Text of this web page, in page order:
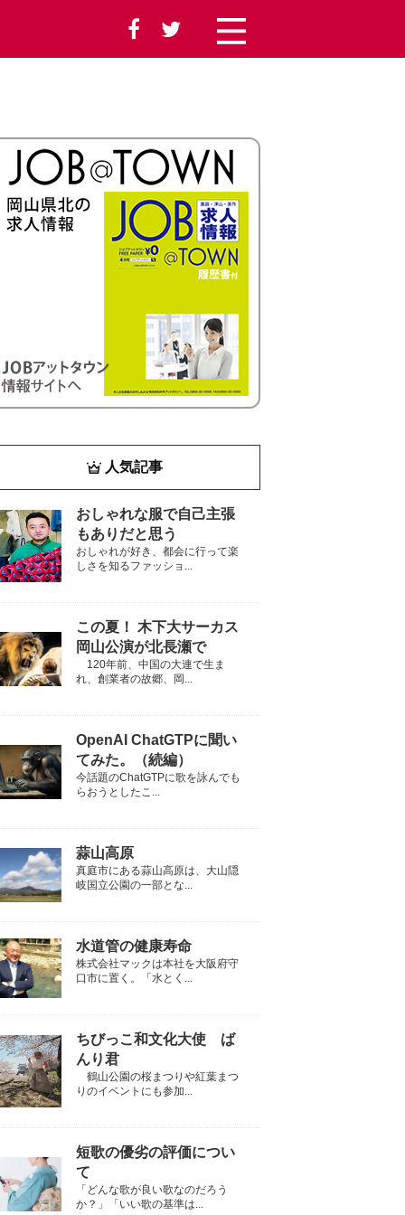
人気記事
おしゃれな服で自己主張
もありだと思う
おしゃれが好き、都会に行って楽
しさを知るファッショ...
この夏！ 木下大サーカス
岡山公演が北長瀬で
120年前、中国の大連で生ま
れ、創業者の故郷、岡...
OpenAI ChatGTPに聞い
てみた。（続編）
今話題のChatGTPに歌を詠んでも
らおうとしたこ...
蒜山高原
真庭市にある蒜山高原は、大山隠
岐国立公園の一部とな...
水道管の健康寿命
株式会社マックは本社を大阪府守
口市に置く。「水とく...
ちびっこ和文化大使 ば
んり君
鶴山公園の桜まつりや紅葉まつ
りのイベントにも参加...
短歌の優劣の評価につい
て
「どんな歌が良い歌なのだろう
か？」「いい歌の基準は...